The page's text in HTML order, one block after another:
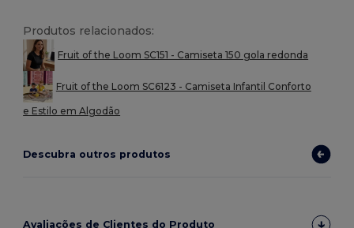
Produtos relacionados:
Fruit of the Loom SC151 - Camiseta 150 gola redonda
Fruit of the Loom SC6123 - Camiseta Infantil Conforto
e Estilo em Algodão
Descubra outros produtos
Avaliações de Clientes do Produto